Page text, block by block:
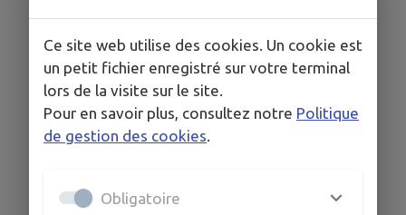
Ce site web utilise des cookies. Un cookie est
un petit fichier enregistré sur votre terminal
lors de la visite sur le site.
Pour en savoir plus, consultez notre Politique
de gestion des cookies.
Obligatoire